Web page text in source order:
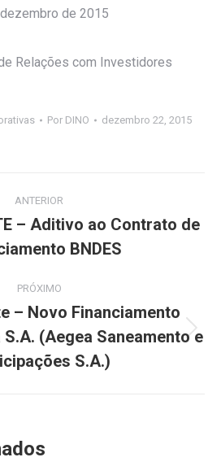
de 2015
Relações com Investidores
Por DINO dezembro 22, 2015
ANTERIOR
anterior:
– Aditivo ao Contrato de
BNDES
PRÓXIMO
Próximo
post:
– Novo Financiamento
(Aegea Saneamento e
S.A.)